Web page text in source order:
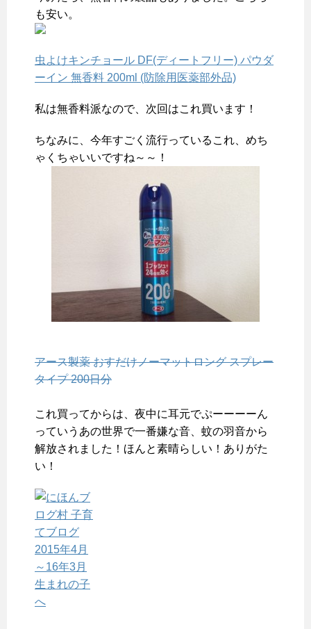
も安い。
虫よけキンチョール DF(ディートフリー) パウダ
ーイン 無香料 200ml (防除用医薬部外品)
私は無香料派なので、次回はこれ買います！
ちなみに、今年すごく流行っているこれ、めち
ゃくちゃいいですね～～！
アース製薬 おすだけノーマットロング スプレー
タイプ 200日分
これ買ってからは、夜中に耳元でぷーーーーん
っていうあの世界で一番嫌な音、蚊の羽音から
解放されました！ほんと素晴らしい！ありがた
い！